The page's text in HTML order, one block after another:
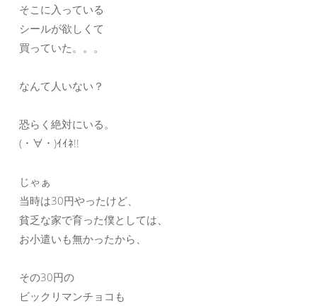
そこに入っている
シールが欲しくて
買っていた。。。
なんて人いない？
恐らく絶対にいる。
(・∀・)ｲｲﾈ!!
じゃぁ
当時は30円やったけど、
貧乏な家で育った僕としては、
お小遣いも無かったから、
その30円の
ビックリマンチョコも